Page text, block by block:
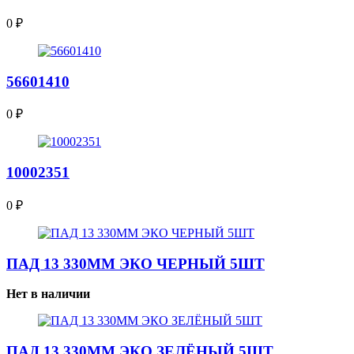
0 ₽
56601410
0 ₽
10002351
0 ₽
ПАД 13 330ММ ЭКО ЧЕРНЫЙ 5ШТ
Нет в наличии